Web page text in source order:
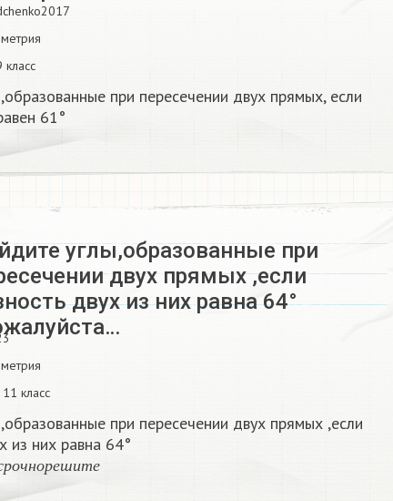
класс
при пересечении двух прямых, если
61°
углы,образованные при
двух прямых ,если
двух из них равна 64°
класс
при пересечении двух прямых ,если
из них равна 64°
р о ч н о р е ш и т е
р оч норе шите